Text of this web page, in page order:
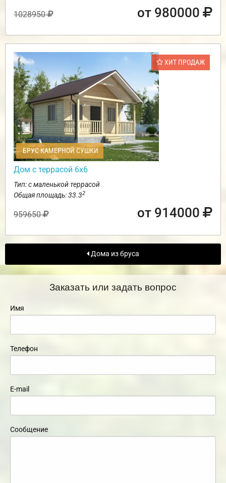
1028950 от 980000
ХИТ ПРОДАЖ
БРУС КАМЕРНОЙ СУШКИ
Дом с террасой 6х6
Тип: с маленькой террасой
Общая площадь: 33.32
959650 от 914000
Дома из бруса
Заказать или задать вопрос
Имя
Телефон
E-mail
Сообщение